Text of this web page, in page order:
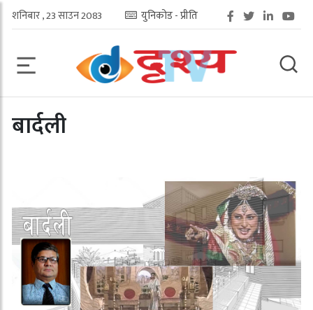
शनिबार , 23 साउन 2083 युनिकोड - प्रीति
बार्दली